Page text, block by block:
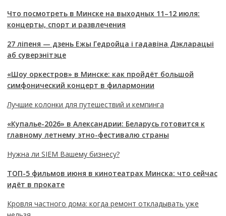
Что посмотреть в Минске на выходных 11–12 июля:
концерты, спорт и развлечения
27 ліпеня — дзень Ежы Гедройца і гадавіна Дэкларацыі
аб суверэнітэце
«Шоу оркестров» в Минске: как пройдёт большой
симфонический концерт в филармонии
Лучшие колонки для путешествий и кемпинга
«Купалье-2026» в Александрии: Беларусь готовится к
главному летнему этно-фестивалю страны
Нужна ли SIEM Вашему бизнесу?
ТОП-5 фильмов июня в кинотеатрах Минска: что сейчас
идёт в прокате
Кровля частного дома: когда ремонт откладывать уже